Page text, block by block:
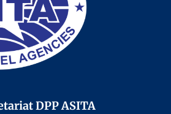
DPP ASITA